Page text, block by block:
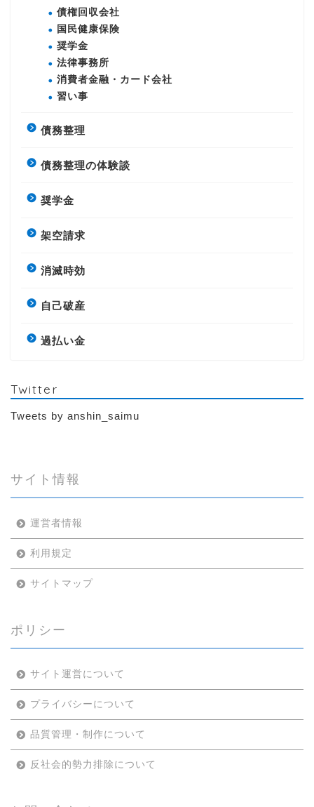
債権回収会社
国民健康保険
奨学金
法律事務所
消費者金融・カード会社
習い事
債務整理
債務整理の体験談
奨学金
架空請求
消滅時効
自己破産
過払い金
Twitter
Tweets by anshin_saimu
サイト情報
運営者情報
利用規定
サイトマップ
ポリシー
サイト運営について
プライバシーについて
品質管理・制作について
反社会的勢力排除について